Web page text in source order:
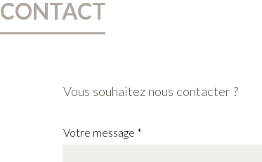
CONTACT
Vous souhaitez nous contacter ?
Votre message *